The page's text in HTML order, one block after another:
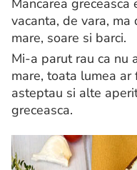
Mancarea
vacanta, de vara,
mare, soare si barci.
Mi-a parut rau ca nu
mare, toata lumea
asteptau si alte
greceasca.